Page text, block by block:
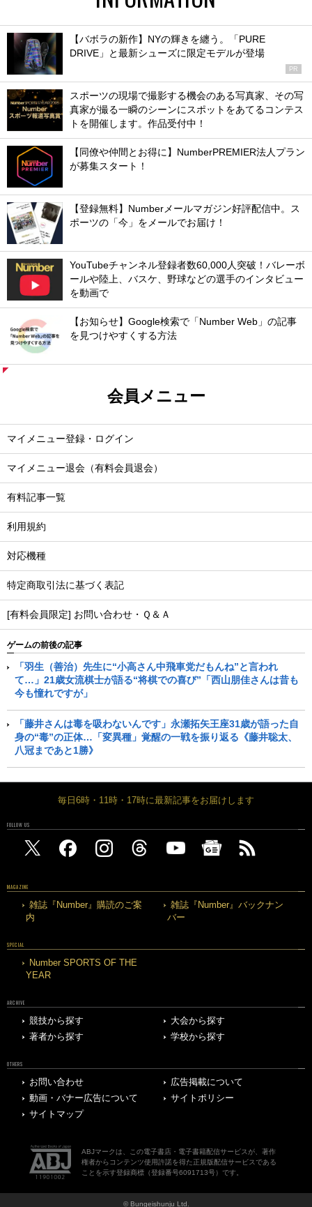
【バボラの新作】NYの輝きを纏う。「PURE
DRIVE」と最新シューズに限定モデルが登場
PR
スポーツの現場で撮影する機会のある写真家、その写
真家が撮る一瞬のシーンにスポットをあてるコンテス
トを開催します。作品受付中！
【同僚や仲間とお得に】NumberPREMIER法人プラン
が募集スタート！
【登録無料】Numberメールマガジン好評配信中。ス
ポーツの「今」をメールでお届け！
YouTubeチャンネル登録者数60,000人突破！バレーボ
ールや陸上、バスケ、野球などの選手のインタビュー
を動画で
【お知らせ】Google検索で「Number Web」の記事
を見つけやすくする方法
会員メニュー
マイメニュー登録・ログイン
マイメニュー退会（有料会員退会）
有料記事一覧
利用規約
対応機種
特定商取引法に基づく表記
[有料会員限定] お問い合わせ・Ｑ＆Ａ
ゲームの前後の記事
「羽生（善治）先生に“小高さん中飛車党だもんね”と言われ
て…」21歳女流棋士が語る“将棋での喜び”「西山朋佳さんは昔も
今も憧れですが」
「藤井さんは毒を吸わないんです」永瀬拓矢王座31歳が語った自
身の“毒”の正体…「変異種」覚醒の一戦を振り返る《藤井聡太、
八冠まであと1勝》
毎日6時・11時・17時に最新記事をお届けします
FOLLOW US
MAGAZINE
雑誌『Number』購読のご案
内
雑誌『Number』バックナン
バー
SPECIAL
Number SPORTS OF THE
YEAR
ARCHIVE
競技から探す
大会から探す
著者から探す
学校から探す
OTHERS
お問い合わせ
広告掲載について
動画・バナー広告について
サイトポリシー
サイトマップ
ABJマークは、この電子書店・電子書籍配信サービスが、著作
権者からコンテンツ使用許諾を得た正規版配信サービスである
ことを示す登録商標（登録番号6091713号）です。
© Bungeishunju Ltd.